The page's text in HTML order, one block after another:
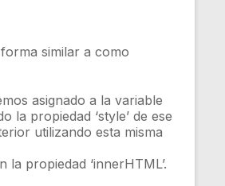
similar a como
asignado a la variable
la propiedad ‘style’ de ese
utilizando esta misma
propiedad ‘innerHTML’.